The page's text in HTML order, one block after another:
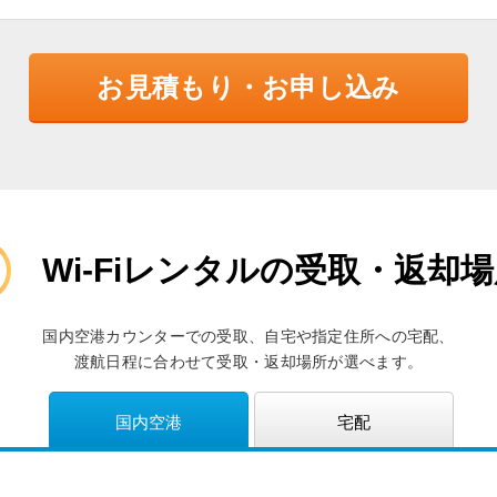
お見積もり・お申し込み
Wi-Fiレンタルの受取・返却
国内空港カウンターでの受取、自宅や指定住所への宅配、
渡航日程に合わせて受取・返却場所が選べます。
国内空港 宅配